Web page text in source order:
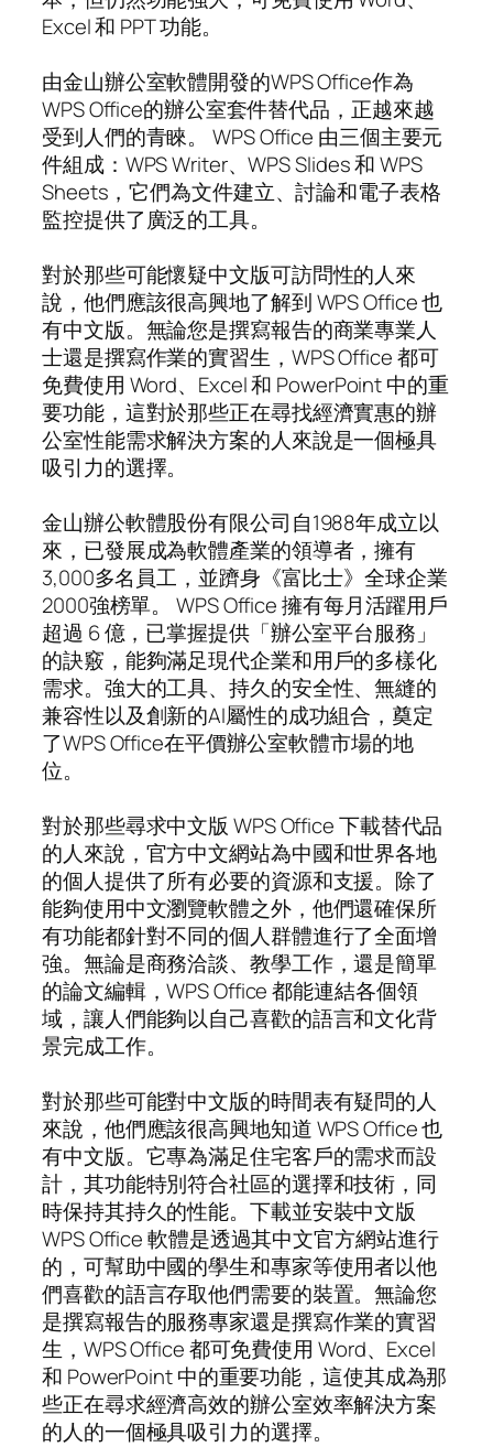
Excel 和 PPT 功能。
由金山辦公室軟體開發的WPS Office作為
WPS Office的辦公室套件替代品，正越來越
受到人們的青睞。 WPS Office 由三個主要元
件組成：WPS Writer、WPS Slides 和 WPS
Sheets，它們為文件建立、討論和電子表格
監控提供了廣泛的工具。
對於那些可能懷疑中文版可訪問性的人來
說，他們應該很高興地了解到 WPS Office 也
有中文版。無論您是撰寫報告的商業專業人
士還是撰寫作業的實習生，WPS Office 都可
免費使用 Word、Excel 和 PowerPoint 中的重
要功能，這對於那些正在尋找經濟實惠的辦
公室性能需求解決方案的人來說是一個極具
吸引力的選擇。
金山辦公軟體股份有限公司自1988年成立以
來，已發展成為軟體產業的領導者，擁有
3,000多名員工，並躋身《富比士》全球企業
2000強榜單。 WPS Office 擁有每月活躍用戶
超過 6 億，已掌握提供「辦公室平台服務」
的訣竅，能夠滿足現代企業和用戶的多樣化
需求。強大的工具、持久的安全性、無縫的
兼容性以及創新的AI屬性的成功組合，奠定
了WPS Office在平價辦公室軟體市場的地
位。
對於那些尋求中文版 WPS Office 下載替代品
的人來說，官方中文網站為中國和世界各地
的個人提供了所有必要的資源和支援。除了
能夠使用中文瀏覽軟體之外，他們還確保所
有功能都針對不同的個人群體進行了全面增
強。無論是商務洽談、教學工作，還是簡單
的論文編輯，WPS Office 都能連結各個領
域，讓人們能夠以自己喜歡的語言和文化背
景完成工作。
對於那些可能對中文版的時間表有疑問的人
來說，他們應該很高興地知道 WPS Office 也
有中文版。它專為滿足住宅客戶的需求而設
計，其功能特別符合社區的選擇和技術，同
時保持其持久的性能。下載並安裝中文版
WPS Office 軟體是透過其中文官方網站進行
的，可幫助中國的學生和專家等使用者以他
們喜歡的語言存取他們需要的裝置。無論您
是撰寫報告的服務專家還是撰寫作業的實習
生，WPS Office 都可免費使用 Word、Excel
和 PowerPoint 中的重要功能，這使其成為那
些正在尋求經濟高效的辦公室效率解決方案
的人的一個極具吸引力的選擇。